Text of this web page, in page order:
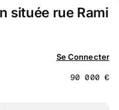
située rue Rami
Se Connecter
90 000 €